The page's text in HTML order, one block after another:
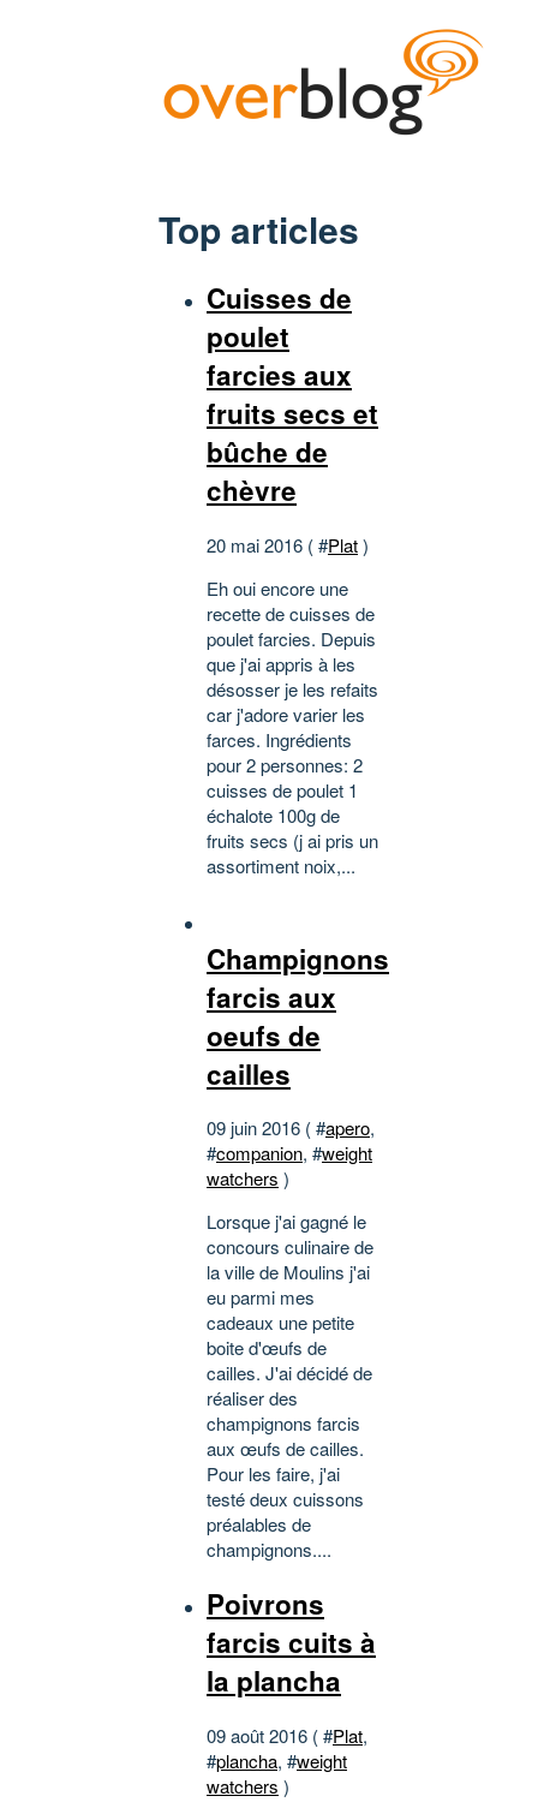
Top articles
Cuisses de
poulet
farcies aux
fruits secs et
bûche de
chèvre
20 mai 2016 ( #Plat)
Eh oui encore une
recette de cuisses de
poulet farcies. Depuis
que j'ai appris à les
désosser je les refaits
car j'adore varier les
farces. Ingrédients
pour 2 personnes: 2
cuisses de poulet 1
échalote 100g de
fruits secs (j ai pris un
assortiment noix,...
Champignons
farcis aux
oeufs de
cailles
09 juin 2016 ( #apero,
#companion, #weight
watchers )
Lorsque j'ai gagné le
concours culinaire de
la ville de Moulins j'ai
eu parmi mes
cadeaux une petite
boite d'œufs de
cailles. J'ai décidé de
réaliser des
champignons farcis
aux œufs de cailles.
Pour les faire, j'ai
testé deux cuissons
préalables de
champignons....
Poivrons
farcis cuits à
la plancha
09 août 2016 ( #Plat,
#plancha, #weight
watchers )